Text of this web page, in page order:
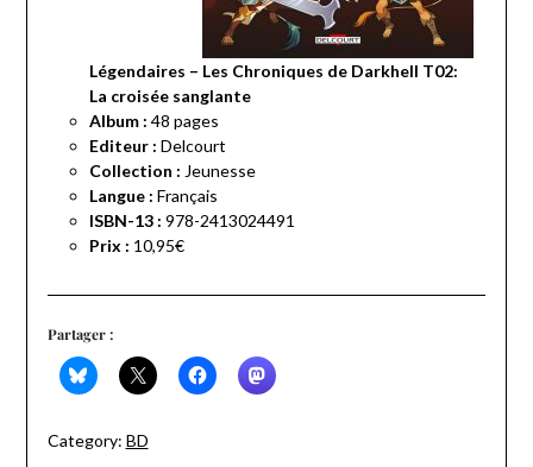
Légendaires – Les Chroniques de Darkhell T02:
La croisée sanglante
Album : 48 pages
Editeur : Delcourt
Collection : Jeunesse
Langue : Français
ISBN-13 : 978-2413024491
Prix : 10,95€
Partager :
Category: BD